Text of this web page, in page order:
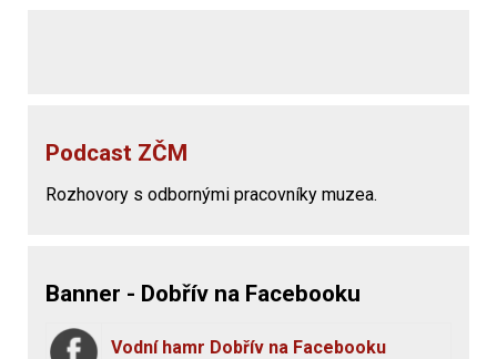
Podcast ZČM
Rozhovory s odbornými pracovníky muzea.
Banner - Dobřív na Facebooku
Vodní hamr Dobřív na Facebooku